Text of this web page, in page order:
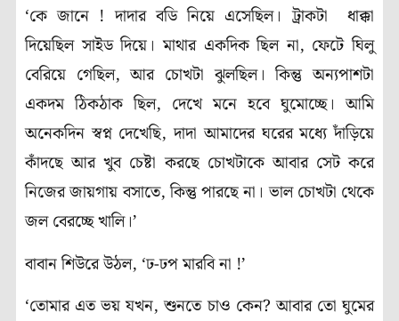
‘কে জানে ! দাদার বডি নিয়ে এসেছিল। ট্রাকটা ধাক্কা
দিয়েছিল সাইড দিয়ে। মাথার একদিক ছিল না, ফেটে ঘিলু
বেরিয়ে গেছিল, আর চোখটা ঝুলছিল। কিন্তু অন্যপাশটা
একদম ঠিকঠাক ছিল, দেখে মনে হবে ঘুমোচ্ছে। আমি
অনেকদিন স্বপ্ন দেখেছি, দাদা আমাদের ঘরের মধ্যে দাঁড়িয়ে
কাঁদছে আর খুব চেষ্টা করছে চোখটাকে আবার সেট করে
নিজের জায়গায় বসাতে, কিন্তু পারছে না। ভাল চোখটা থেকে
জল বেরচ্ছে খালি।’
বাবান শিউরে উঠল, ‘ঢ-ঢপ মারবি না !’
‘তোমার এত ভয় যখন, শুনতে চাও কেন? আবার তো ঘুমের